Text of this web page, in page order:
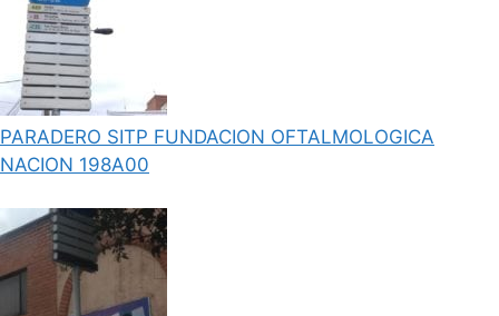
PARADERO SITP FUNDACION OFTALMOLOGICA
NACION 198A00